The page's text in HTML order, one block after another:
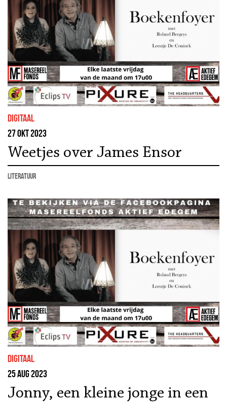
Digitaal
27 okt 2023
Weetjes over James Ensor
literatuur
Digitaal
25 aug 2023
Jonny, een kleine jonge in een